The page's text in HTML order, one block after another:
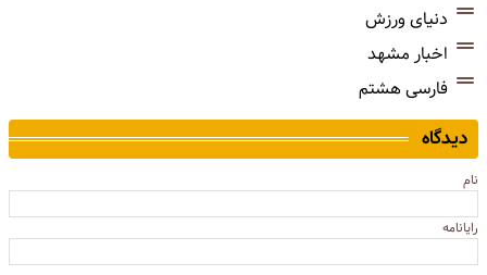
دنیای ورزش
اخبار مشهد
فارسی هشتم
دیدگاه
نام
رایانامه